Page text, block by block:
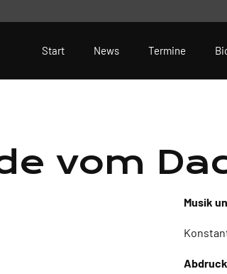
Start News Termine
vom
Musik